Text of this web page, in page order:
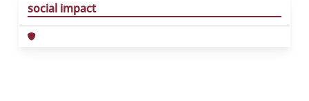
social impact